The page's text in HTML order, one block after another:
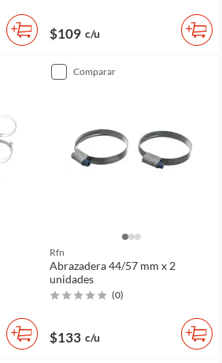
$109 c/u
comparar
Rfn
Abrazadera 44/57 mm x 2
unidades
(0)
$133 c/u